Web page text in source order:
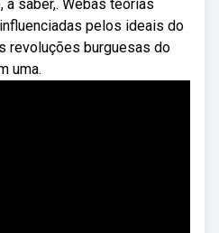
saber,. Webas teorias
pelos ideais do
revoluções burguesas do
uma.